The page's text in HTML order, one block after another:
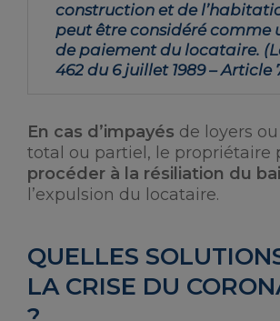
construction et de
peut être considéré comme
de paiement du locataire.
462 du 6 juillet 1989 – Article
En cas d’impayés de loyers
total ou partiel, le propriétaire
procéder à la résiliation du bail
l’expulsion du locataire.
QUELLES
LA CRISE DU